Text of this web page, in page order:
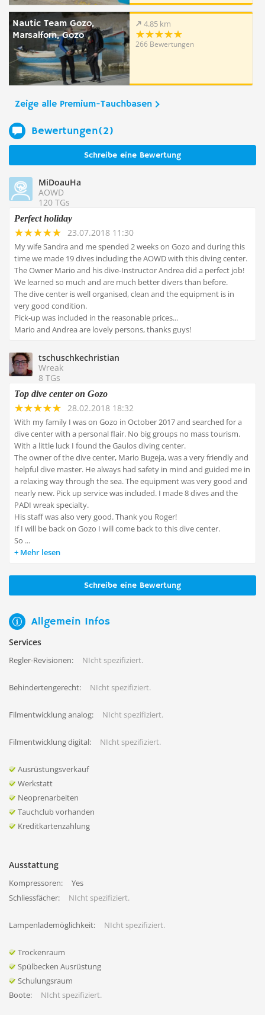
Nautic Team Gozo,
Marsalforn, Gozo
4.85 km
266 Bewertungen
Zeige alle Premium-Tauchbasen
Bewertungen(2)
Schreibe eine Bewertung
MiDoauHa
AOWD
120 TGs
Perfect holiday
23.07.2018 11:30
My wife Sandra and me spended 2 weeks on Gozo and during this
time we made 19 dives including the AOWD with this diving center.
The Owner Mario and his dive-Instructor Andrea did a perfect job!
We learned so much and are much better divers than before.
The dive center is well organised, clean and the equipment is in
very good condition.
Pick-up was included in the reasonable prices...
Mario and Andrea are lovely persons, thanks guys!
tschuschkechristian
Wreak
8 TGs
Top dive center on Gozo
28.02.2018 18:32
With my family I was on Gozo in October 2017 and searched for a
dive center with a personal flair. No big groups no mass tourism.
With a little luck I found the Gaulos diving center.
The owner of the dive center, Mario Bugeja, was a very friendly and
helpful dive master. He always had safety in mind and guided me in
a relaxing way through the sea. The equipment was very good and
nearly new. Pick up service was included. I made 8 dives and the
PADI wreak specialty.
His staff was also very good. Thank you Roger!
If I will be back on Gozo I will come back to this dive center.
So ...
Mehr lesen
Schreibe eine Bewertung
Allgemein Infos
Services
Regler-Revisionen: NIcht spezifiziert.
Behindertengerecht: NIcht spezifiziert.
Filmentwicklung analog: NIcht spezifiziert.
Filmentwicklung digital: NIcht spezifiziert.
Ausrüstungsverkauf
Werkstatt
Neoprenarbeiten
Tauchclub vorhanden
Kreditkartenzahlung
Ausstattung
Kompressoren:
Yes
Schliessfächer:
NIcht spezifiziert.
Lampenlademöglichkeit: NIcht spezifiziert.
Trockenraum
Spülbecken Ausrüstung
Schulungsraum
Boote:
NIcht spezifiziert.